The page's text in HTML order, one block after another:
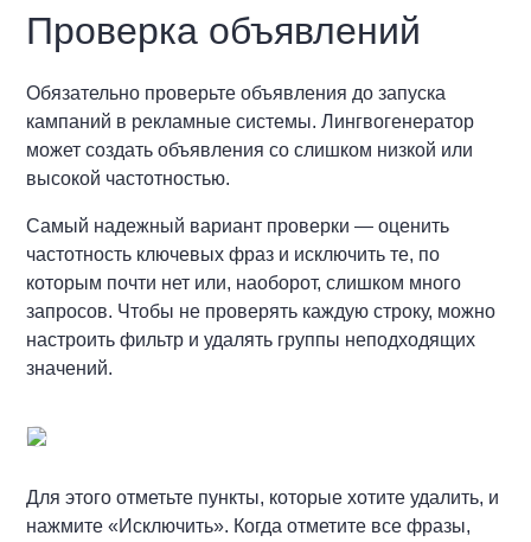
Проверка объявлений
Обязательно проверьте объявления до запуска
кампаний в рекламные системы. Лингвогенератор
может создать объявления со слишком низкой или
высокой частотностью.
Самый надежный вариант проверки — оценить
частотность ключевых фраз и исключить те, по
которым почти нет или, наоборот, слишком много
запросов. Чтобы не проверять каждую строку, можно
настроить фильтр и удалять группы неподходящих
значений.
Для этого отметьте пункты, которые хотите удалить, и
нажмите «Исключить». Когда отметите все фразы,